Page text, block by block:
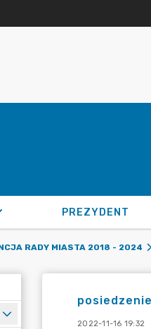
PREZYDENT
RADY MIASTA 2018 - 2024
2022-11-16 19:32